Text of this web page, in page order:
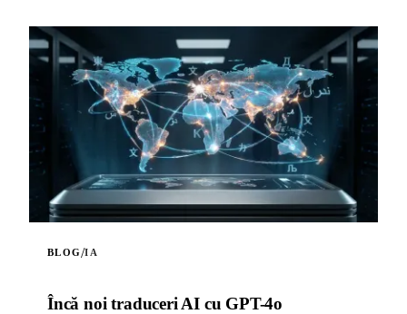
BLOG/IA
Încă noi traduceri AI cu GPT-4o